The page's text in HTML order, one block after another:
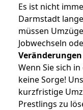
Es ist nicht
Darmstadt
müssen
Jobwechseln
Wenn Sie sich
keine Sorge!
kurzfristige
Prestlings zu